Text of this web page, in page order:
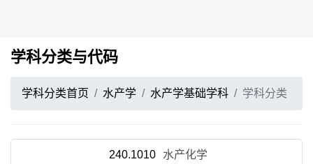
学科分类与代码
学科分类首页 水产学 水产学基础学科 学科分类
240.1010 水产化学